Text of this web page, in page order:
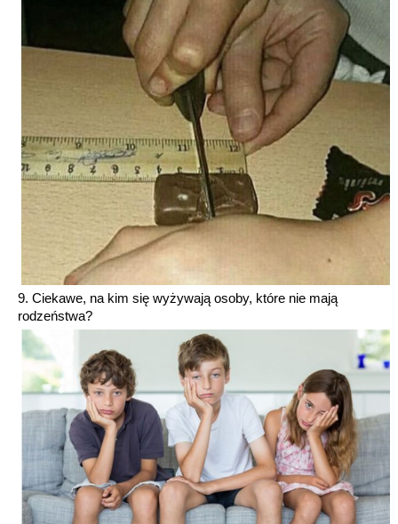
9. Ciekawe, na kim się wyżywają osoby, które nie mają
rodzeństwa?